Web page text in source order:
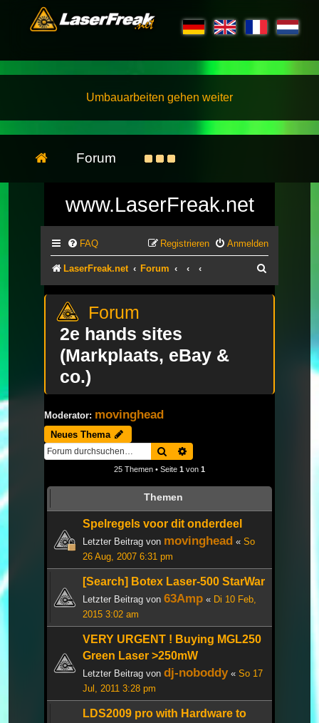
Umbauarbeiten gehen weiter
Forum
www.LaserFreak.net
FAQ Anmelden
Registrieren
LaserFreak.net Forum
2e hands sites
(Markplaats, eBay &
co.)
Moderator: movinghead
Neues Thema
Suche
25 Themen • Seite 1 von 1
Themen
Spelregels voor dit onderdeel
Letzter Beitrag von movinghead « So
26 Aug, 2007 6:31 pm
[Search] Botex Laser-500 StarWar
Letzter Beitrag von 63Amp « Di 10 Feb,
2015 3:02 am
VERY URGENT ! Buying MGL250
Green Laser >250mW
Letzter Beitrag von dj-noboddy« So 17
Jul, 2011 3:28 pm
LDS2009 pro with Hardware to